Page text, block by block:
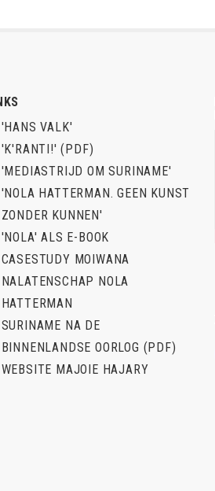
'HANS VALK'
'K'RANTI!' (PDF)
'MEDIASTRIJD OM SURINAME'
'NOLA HATTERMAN. GEEN KUNST
ZONDER KUNNEN'
'NOLA' ALS E-BOOK
CASESTUDY MOIWANA
NALATENSCHAP NOLA
HATTERMAN
SURINAME NA DE
BINNENLANDSE OORLOG (PDF)
WEBSITE MAJOIE HAJARY